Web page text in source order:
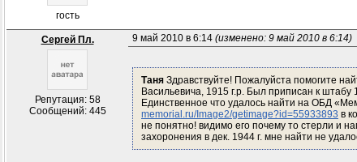
гость
Сергей Пл.
Репутация: 58
Сообщений: 445
9 май 2010 в 6:14 (изменено: 9 май 2010 в 6:14)
Таня Здравствуйте! Пожалуйста помогите
Васильевича, 1915 г.р. Был приписан к штабу
Единственное что удалось найти на ОБД
memorial.ru/Image2/getimage?id=55933893 в
не понятно! видимо его почему то стерли и
захоронения в дек. 1944 г. мне найти не